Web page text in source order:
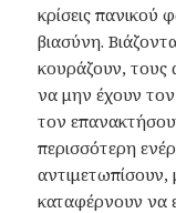
κρίσεις πανικού
βιασύνη.
κουράζουν,
να μην έχουν τον
τον
περισσότερη
αντιμετωπίσουν,
καταφέρνουν να